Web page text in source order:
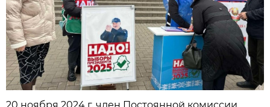
20 ноября 2024 г. член Постоянной комиссии